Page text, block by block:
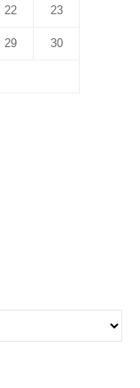
22 23
29 30